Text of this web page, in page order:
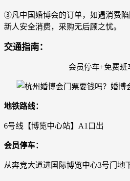
③凡中国婚博会的订单，如遇消费
新人安全消费，采购无后顾之忧。
交通指南：
会员停车+免费班
地铁路线：
6号线【博览中心站】A1口出
会员停车：
从奔竞大道进国际博览中心3号门地